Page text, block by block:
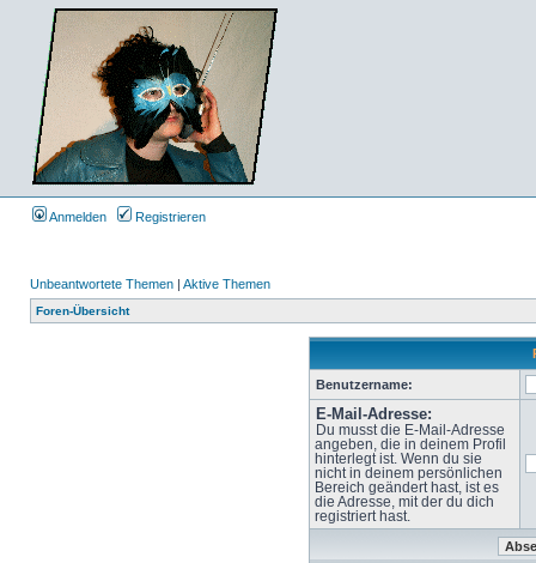
Anmelden Registrieren
Unbeantwortete Themen | Aktive Themen
Foren-Übersicht
Benutzername:
E-Mail-Adresse:
Du musst die E-Mail-Adresse
angeben, die in deinem Profil
hinterlegt ist. Wenn du sie
nicht in deinem persönlichen
Bereich geändert hast, ist es
die Adresse, mit der du dich
registriert hast.